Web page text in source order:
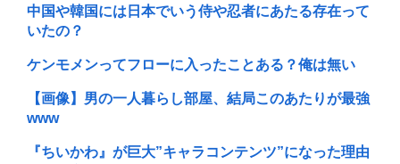
中国や韓国には日本でいう侍や忍者にあたる存在って
いたの？
ケンモメンってフローに入ったことある？俺は無い
【画像】男の一人暮らし部屋、結局このあたりが最強
www
『ちいかわ』が巨大”キャラコンテンツ”になった理由